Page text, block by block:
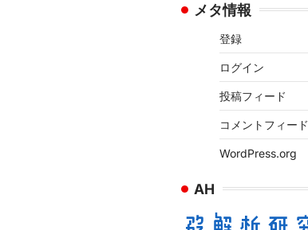
カ メタ情報
登録
ログイン
投稿フィード
コメントフィード
WordPress.org
AH